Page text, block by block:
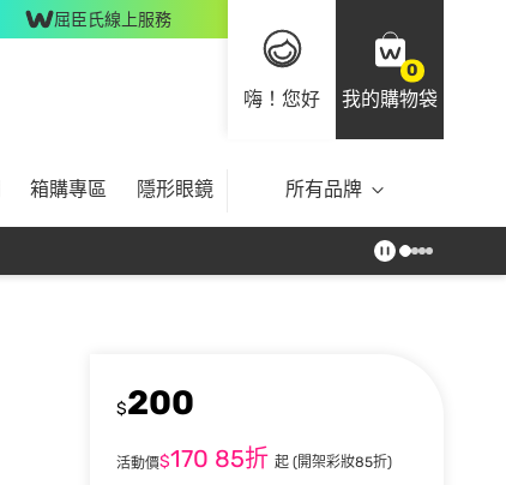
屈臣氏線上服務
嗨！您好
0
我的購物袋
箱購專區 隱形眼鏡 所有品牌
$200
活動價$170 85折 起 (開架彩妝85折)